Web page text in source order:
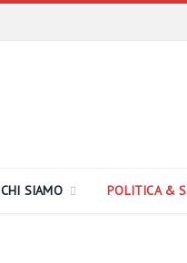
CHI SIAMO POLITICA &